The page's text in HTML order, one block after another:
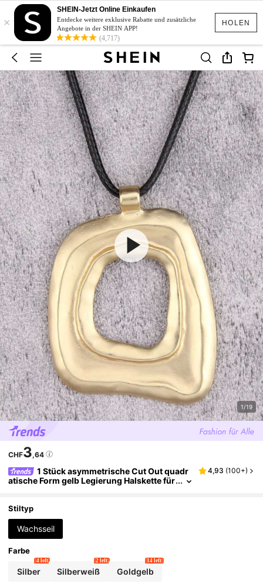
HOLEN
×
SHEIN-Jetzt Online Einkaufen
Entdecke weitere exklusive Rabatte und zusätzliche
Angebote in der SHEIN APP!
(4,717)
1/19
CHF3,64
1 Stück asymmetrische Cut Out quadr
atische Form gelb Legierung Halskette für
gsschmuck
4,93 (100+)
Stiltyp
Wachsseil
Farbe
Silber
4 left
Silberweiß
2 left
Goldgelb
14 left